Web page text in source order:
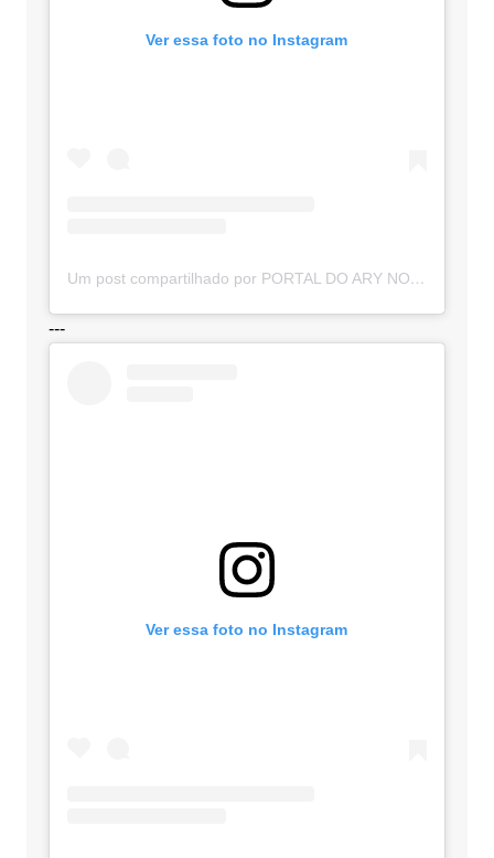
Ver essa foto no Instagram
Um post compartilhado por PORTAL DO ARY NOTÍCIAS (@portaldoarynoticias)
---
Ver essa foto no Instagram